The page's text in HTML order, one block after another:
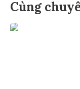
Cùng